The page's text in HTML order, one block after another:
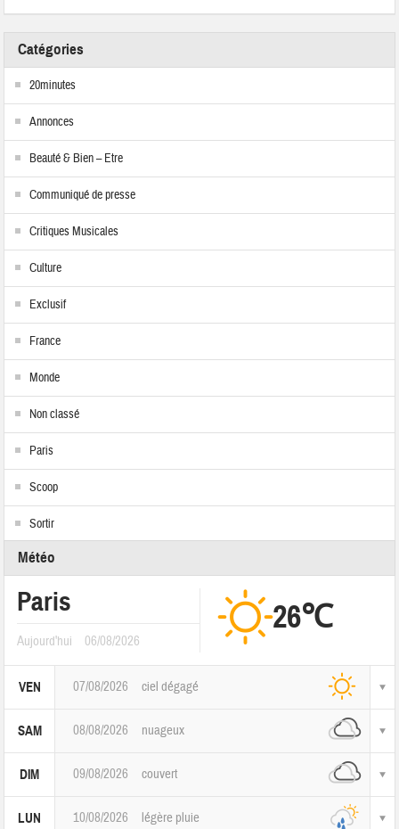
Catégories
20minutes
Annonces
Beauté & Bien – Etre
Communiqué de presse
Critiques Musicales
Culture
Exclusif
France
Monde
Non classé
Paris
Scoop
Sortir
Météo
Paris
Aujourd'hui 06/08/2026
26℃
VEN 07/08/2026 ciel dégagé
SAM 08/08/2026 nuageux
DIM 09/08/2026 couvert
LUN 10/08/2026 légère pluie